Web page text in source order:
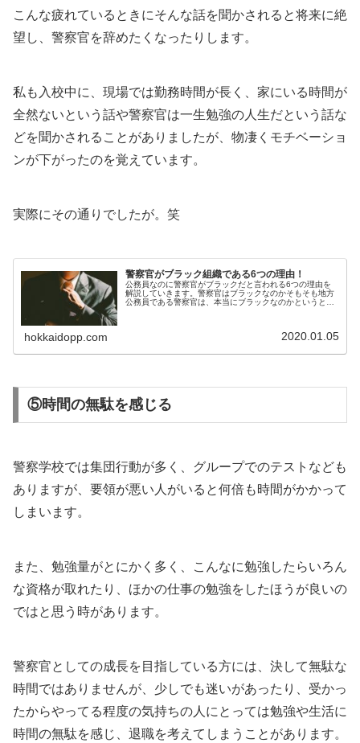
こんな疲れているときにそんな話を聞かされると将来に絶
望し、警察官を辞めたくなったりします。
私も入校中に、現場では勤務時間が長く、家にいる時間が
全然ないという話や警察官は一生勉強の人生だという話な
どを聞かされることがありましたが、物凄くモチベーショ
ンが下がったのを覚えています。
実際にその通りでしたが。笑
警察官がブラック組織である6つの理由！
公務員なのに警察官がブラックだと言われる6つの理由を
解説していきます。警察官はブラックなのかそもそも地方
公務員である警察官は、本当にブラックなのかというと、
hokkaidopp.com 2020.01.05
⑤時間の無駄を感じる
警察学校では集団行動が多く、グループでのテストなども
ありますが、要領が悪い人がいると何倍も時間がかかって
しまいます。
また、勉強量がとにかく多く、こんなに勉強したらいろん
な資格が取れたり、ほかの仕事の勉強をしたほうが良いの
ではと思う時があります。
警察官としての成長を目指している方には、決して無駄な
時間ではありませんが、少しでも迷いがあったり、受かっ
たからやってる程度の気持ちの人にとっては勉強や生活に
時間の無駄を感じ、退職を考えてしまうことがあります。